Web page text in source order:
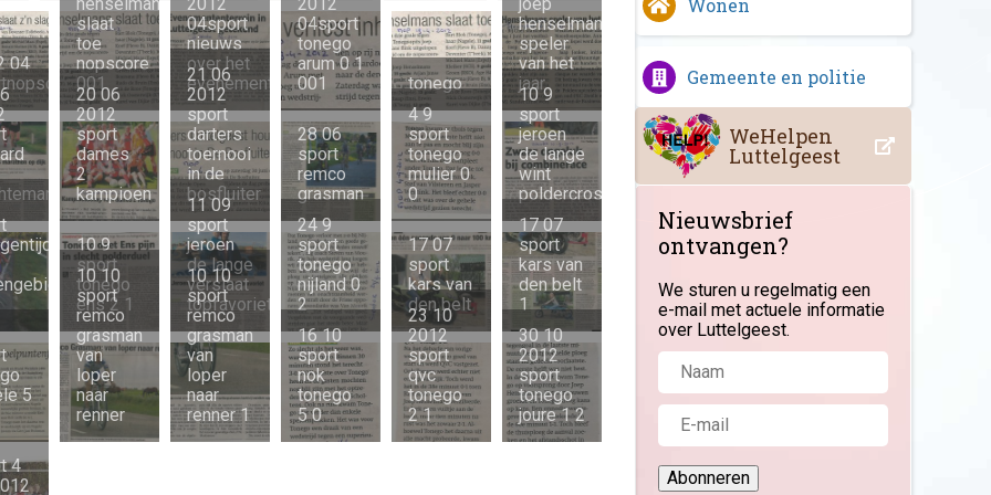
04
slaat
toe
nopscore
001
04sport
nieuws
over het
evenemententerrein
04sport
tonego
arum 0 1
001
tonego
henselmans
speler
van het
jaar
20 06
2012
sport
dames
2
kampioen
21 06
2012
sport
darters
toernooi
in de
bosfluiter
28 06
sport
remco
grasman
4 9
sport
tonego
mulier 0
0
10 9
sport
jeroen
de lange
wint
poldercross
10 9
sport
tonego
ens 2 1
11 09
sport
jeroen
de lange
verslaat
topfavoriet
24 9
sport
tonego
nijland 0
2
17 07
sport
kars van
den belt
17 07
sport
kars van
den belt
1
5
10 10
sport
remco
grasman
van
loper
naar
renner
10 10
sport
remco
grasman
van
loper
naar
renner 1
16 10
sport
nok
tonego
5 0
23 10
2012
sport
qvc
tonego
2 1
30 10
2012
sport
tonego
joure 1 2
4
Wonen
Gemeente en politie
WeHelpen
Luttelgeest
Nieuwsbrief
ontvangen?
We sturen u regelmatig een
e-mail met actuele informatie
over Luttelgeest.
Abonneren